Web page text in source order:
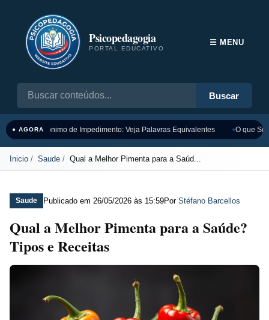
Psicopedagogia
PORTAL EDUCATIVO
Buscar
☰ MENU
● AGORASinônimo de Impedimento: Veja Palavras Equivalentes O que
Inicio Saude Qual a Melhor Pimenta para a Saúd...
Saude Publicado em 26/05/2026 às 15:59Por Stéfano Barcellos
Qual a Melhor Pimenta para a Saúde?
Tipos e Receitas